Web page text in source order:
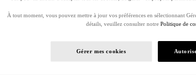
À tout moment, vous pouvez mettre à jour vos préférences en sélectionnant
détails, veuillez consulter notre Politique de
Gérer mes cookies